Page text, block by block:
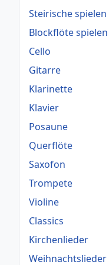
Steirische spielen
Blockflöte spielen
Cello
Gitarre
Klarinette
Klavier
Posaune
Querflöte
Saxofon
Trompete
Violine
Classics
Kirchenlieder
Weihnachtslieder